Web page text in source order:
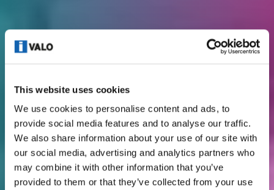
This website uses cookies
We use cookies to personalise content and ads, to
provide social media features and to analyse our traffic.
We also share information about your use of our site with
our social media, advertising and analytics partners who
may combine it with other information that you’ve
provided to them or that they’ve collected from your use